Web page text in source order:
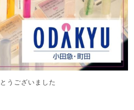
うございました